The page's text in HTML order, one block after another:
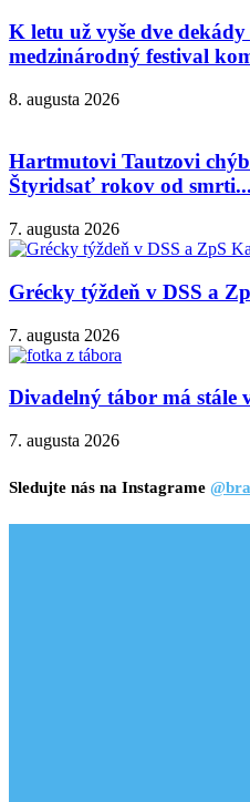
K letu už vyše dve
medzinárodný festival
8. augusta 2026
Hartmutovi Tautzovi
Štyridsať rokov od smrti...
7. augusta 2026
Grécky týždeň v DSS a
7. augusta 2026
Divadelný tábor má stále
7. augusta 2026
Sledujte nás na Instagrame